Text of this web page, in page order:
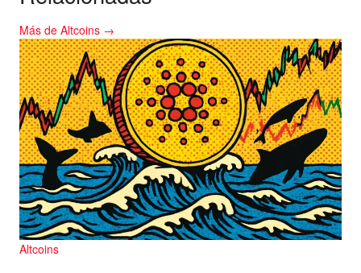
Más de Altcoins →
Altcoins